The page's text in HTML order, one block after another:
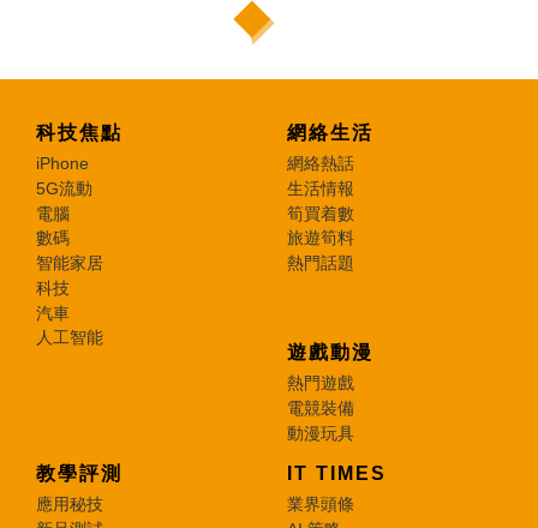
科技焦點
iPhone
5G流動
電腦
數碼
智能家居
科技
汽車
人工智能
網絡生活
網絡熱話
生活情報
筍買着數
旅遊筍料
熱門話題
遊戲動漫
熱門遊戲
電競裝備
動漫玩具
教學評測
應用秘技
IT TIMES
業界頭條